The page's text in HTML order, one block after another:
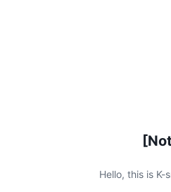
Hello, this is K-